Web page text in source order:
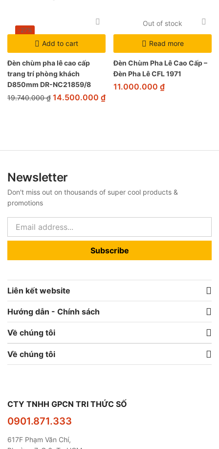
Add to cart
-27%
Đèn chùm pha lê cao cấp
trang trí phòng khách
D850mm DR-NC21859/8
19.740.000₫ 14.500.000 ₫
Out of stock
Read more
Đèn Chùm Pha Lê Cao Cấp –
Đèn Pha Lê CFL 1971
11.000.000 ₫
Newsletter
Don't miss out on thousands of super cool products &
promotions
Subscribe
Liên kết website
Hướng dẫn - Chính sách
Về chúng tôi
Về chúng tôi
CTY TNHH GPCN TRI THỨC SỐ
0901.871.333
617F Phạm Văn Chí,